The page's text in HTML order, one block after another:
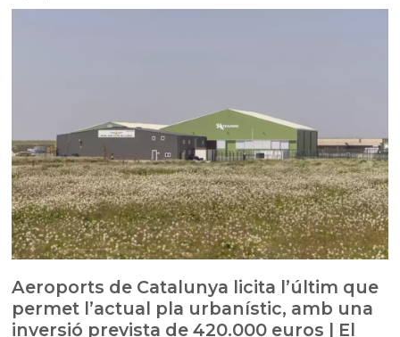
Aeroports de Catalunya licita l’últim que
permet l’actual pla urbanístic, amb una
inversió prevista de 420.000 euros | El